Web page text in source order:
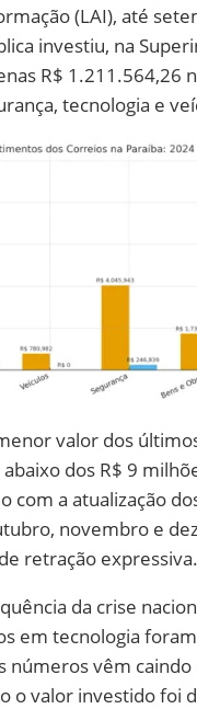
(LAI), até
investiu, na
R$ 1.211.564,26
tecnologia e
valor dos
dos R$ 9
com a atualização
novembro e
retração expressiva.
da crise
em tecnologia
números vêm caindo
o valor investido foi